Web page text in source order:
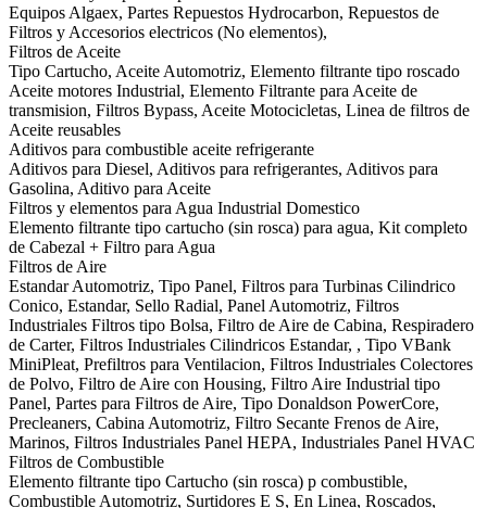
Equipos Algaex, Partes Repuestos Hydrocarbon, Repuestos de
Filtros y Accesorios electricos (No elementos),
Filtros de Aceite
Tipo Cartucho, Aceite Automotriz, Elemento filtrante tipo roscado
Aceite motores Industrial, Elemento Filtrante para Aceite de
transmision, Filtros Bypass, Aceite Motocicletas, Linea de filtros de
Aceite reusables
Aditivos para combustible aceite refrigerante
Aditivos para Diesel, Aditivos para refrigerantes, Aditivos para
Gasolina, Aditivo para Aceite
Filtros y elementos para Agua Industrial Domestico
Elemento filtrante tipo cartucho (sin rosca) para agua, Kit completo
de Cabezal + Filtro para Agua
Filtros de Aire
Estandar Automotriz, Tipo Panel, Filtros para Turbinas Cilindrico
Conico, Estandar, Sello Radial, Panel Automotriz, Filtros
Industriales Filtros tipo Bolsa, Filtro de Aire de Cabina, Respiradero
de Carter, Filtros Industriales Cilindricos Estandar, , Tipo VBank
MiniPleat, Prefiltros para Ventilacion, Filtros Industriales Colectores
de Polvo, Filtro de Aire con Housing, Filtro Aire Industrial tipo
Panel, Partes para Filtros de Aire, Tipo Donaldson PowerCore,
Precleaners, Cabina Automotriz, Filtro Secante Frenos de Aire,
Marinos, Filtros Industriales Panel HEPA, Industriales Panel HVAC
Filtros de Combustible
Elemento filtrante tipo Cartucho (sin rosca) p combustible,
Combustible Automotriz, Surtidores E S, En Linea, Roscados,